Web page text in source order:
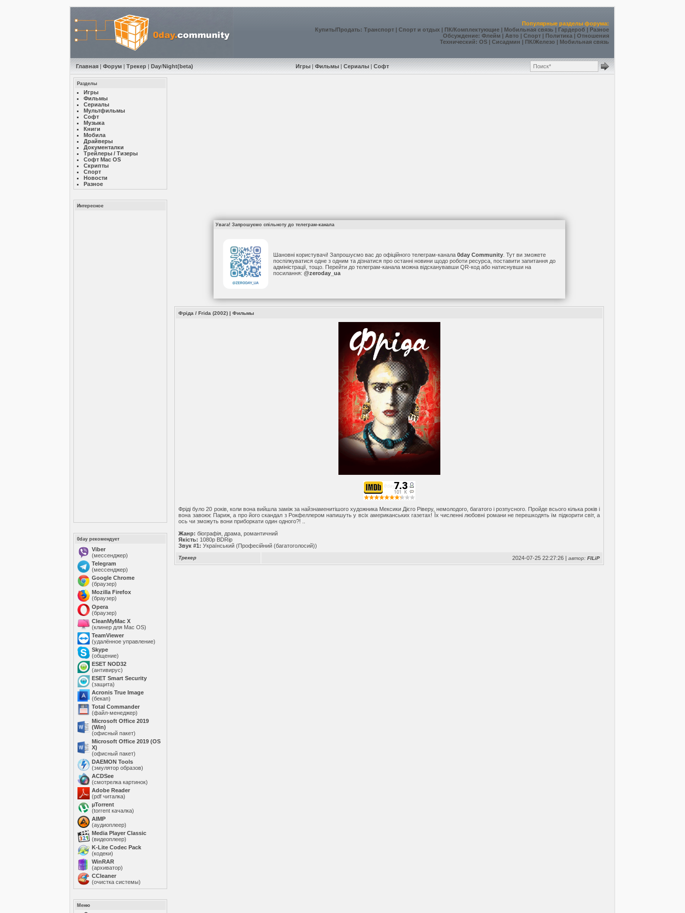
Популярные разделы форума:
Купить/Продать:Транспорт |Спорт и отдых |ПК/Комплектующие |Мобильная связь | Гардероб |Разное
Обсуждение:Флейм | Авто |Спорт | Политика |Отношения
Технический:OS |Сисадмин | ПК/Железо | Мобильная связь
Главная |Форум |Трекер |Day/Night(beta) Игры |Фильмы |Сериалы |Софт
Разделы
Игры
Фильмы
Сериалы
Мультфильмы
Софт
Музыкa
Книги
Мобила
Драйверы
Документалки
Трейлеры / Тизеры
Софт Mac OS
Скрипты
Спорт
Новости
Разное
Интересное
0day рекомендует
Viber
(мессенджер)
Telegram
(мессенджер)
Google Chrome
(браузер)
Mozilla Firefox
(браузер)
Opera
(браузер)
CleanMyMac X
(клинер для Mac OS)
TeamViewer
(удалённое управление)
Skype
(общение)
ESET NOD32
(антивирус)
ESET Smart Security
(защита)
Acronis True Image
(бекап)
Total Commander
(файл-менеджер)
Microsoft Office 2019
(Win)
(офисный пакет)
Microsoft Office 2019 (OS
X)
(офисный пакет)
DAEMON Tools
(эмулятор образов)
ACDSee
(смотрелка картинок)
Adobe Reader
(pdf читалка)
µTorrent
(torrent качалка)
AIMP
(аудиоплеер)
Media Player Classic
(видеоплеер)
K-Lite Codec Pack
(кодеки)
WinRAR
(архиватор)
ССleaner
(очистка системы)
Меню
Увага! Запрошуємо спільноту до телеграм-канала
Шановні користувачі! Запрошуємо вас до офіційного телеграм-канала 0day Community. Тут ви зможете
поспілкуватися одне з одним та дізнатися про останні новини щодо роботи ресурса, поставити запитання до
адміністрації, тощо. Перейти до телеграм-канала можна відсканувавши QR-код або натиснувши на
посилання: @zeroday_ua
Фріда / Frida (2002) |Фильмы
Фріді було 20 років, коли вона вийшла заміж за найзнаменитішого художника Мексики Дієго Ріверу, немолодого, багатого і розпусного. Пройде всього кілька років і
вона завоює Париж, а про його скандал з Рокфеллером напишуть у всіх американських газетах! Їх численні любовні романи не перешкодять їм підкорити світ, а
ось чи зможуть вони приборкати один одного?! ..
Жанр: біографія, драма, романтичний
Якість: 1080p BDRip
Звук #1: Український (Професійний (багатоголосий))
Трекер 2024-07-25 22:27:26 |автор:FILiP